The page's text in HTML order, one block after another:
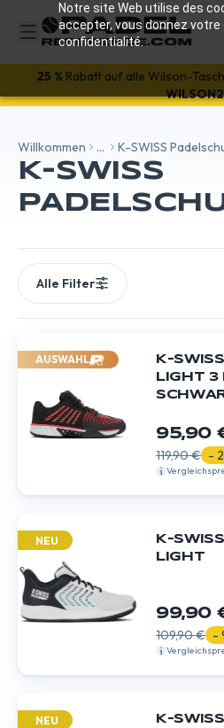
Notre site Web utilise des
accepter, vous donnez
confidentialité.
25 %Rabatt auf alle Wilson-
Willkommen! Erhalte10% auf
Willkommen ... K-SWISS
K-SWISS
AUSWAHL
K-
LIGHT 3
95,90
119,90 € -
NEU
K-
LIGHT
99,90
109,90 € -
NEU
K-
Alle Filter